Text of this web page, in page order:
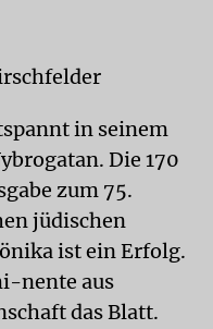
in seinem
Die 170
zum 75.
jüdischen
ist ein Erfolg.
nente aus
das Blatt.